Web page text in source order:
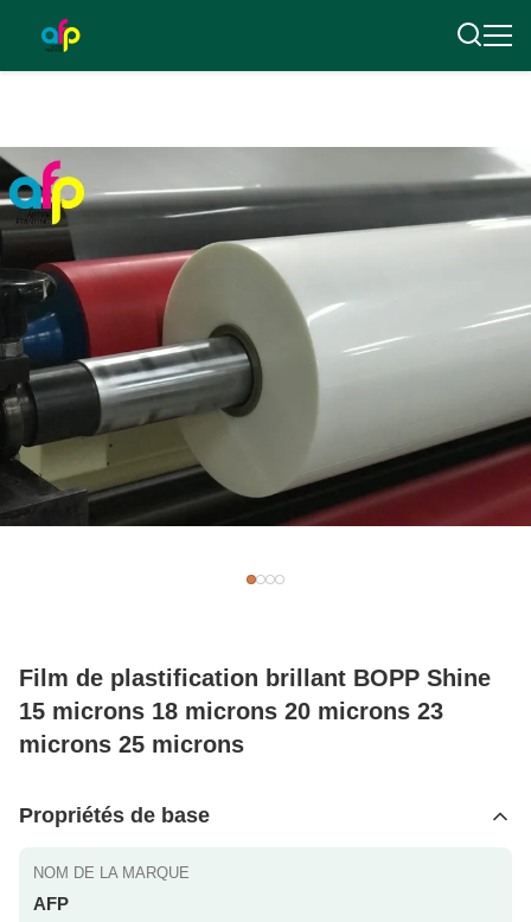
Film de plastification brillant BOPP Shine
15 microns 18 microns 20 microns 23
microns 25 microns
Propriétés de base
NOM DE LA MARQUE
AFP